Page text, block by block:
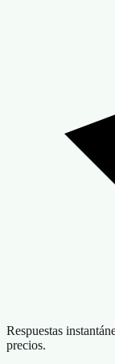
Respuestas
precios.